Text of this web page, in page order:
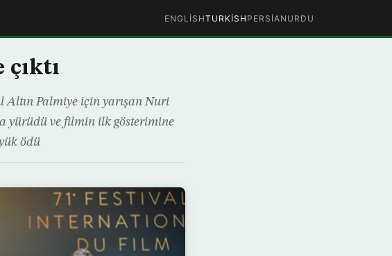
ENGLISHTURKISH PERSIAN URDU
çıktı
Altın Palmiye için yarışan Nuri
yürüdü ve filmin ilk gösterimine
ödü